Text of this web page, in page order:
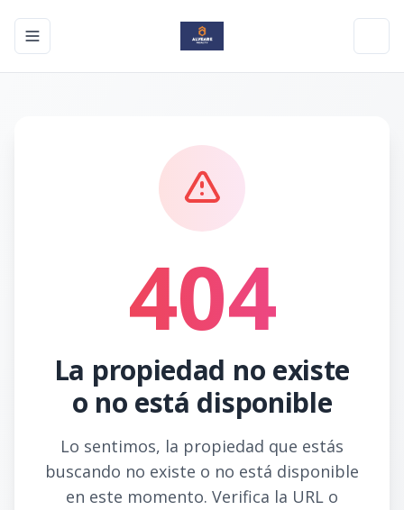
Toggle navigation menu
404
La propiedad no existe
o no está disponible
Lo sentimos, la propiedad que estás
buscando no existe o no está disponible
en este momento. Verifica la URL o